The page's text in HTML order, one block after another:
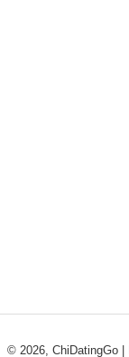
© 2026, ChiDatingGo |